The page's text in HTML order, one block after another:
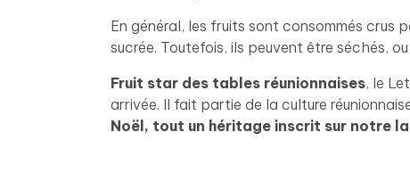
En général, les fruits sont consommés crus
sucrée. Toutefois, ils peuvent être séchés,
Fruit star des tables réunionnaises, le
arrivée. Il fait partie de la culture
Noël, tout un héritage inscrit sur notre